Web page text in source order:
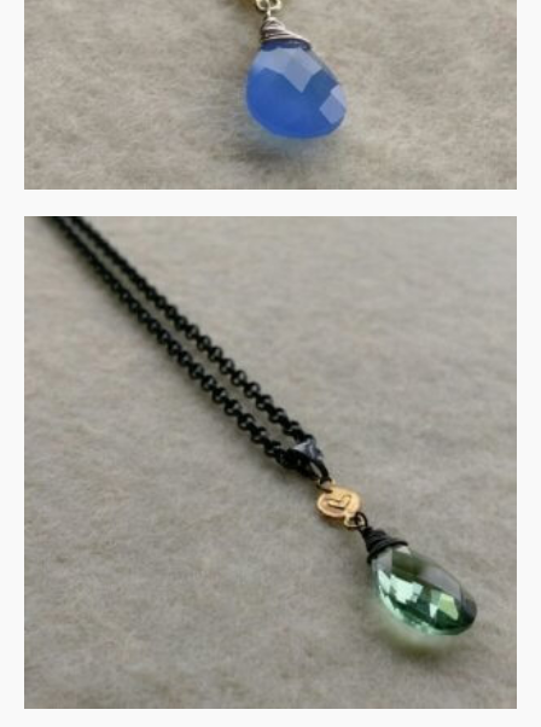
IN WINKELMAND
Collier in gezwart zilver en
goud met groene
amethist
€ 135.00
IN WINKELMAND